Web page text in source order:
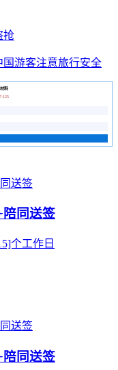
抢
游客注意旅行安全
料
125
同送签
个工作日
同送签